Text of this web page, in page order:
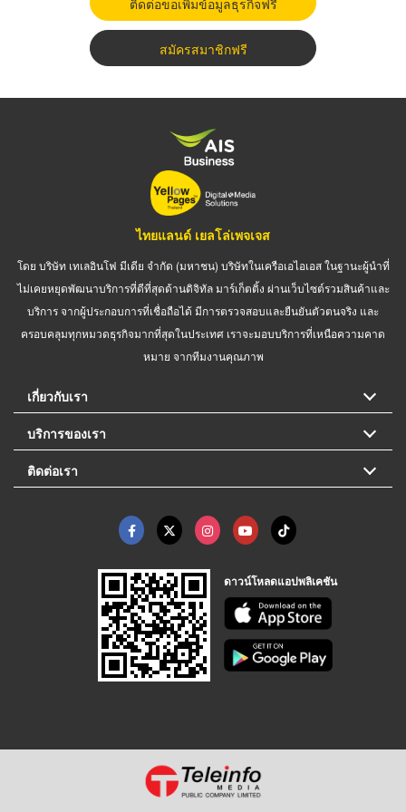
ติดต่อขอเพิ่มข้อมูลธุรกิจฟรี
สมัครสมาชิกฟรี
ไทยแลนด์ เยลโล่เพจเจส
โดย บริษัท เทเลอินโฟ มีเดีย จำกัด (มหาชน) บริษัทในเครือเอไอเอส ในฐานะผู้นำที่
ไม่เคยหยุดพัฒนาบริการที่ดีที่สุดด้านดิจิทัล มาร์เก็ตติ้ง ผ่านเว็บไซต์รวมสินค้าและ
บริการ จากผู้ประกอบการที่เชื่อถือได้ มีการตรวจสอบและยืนยันตัวตนจริง และ
ครอบคลุมทุกหมวดธุรกิจมากที่สุดในประเทศ เราจะมอบบริการที่เหนือความคาด
หมาย จากทีมงานคุณภาพ
เกี่ยวกับเรา
บริการของเรา
ติดต่อเรา
ดาวน์โหลดแอปพลิเคชัน